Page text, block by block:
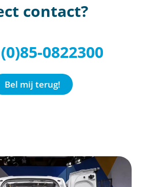
contact?
0822300
Bel mij terug!